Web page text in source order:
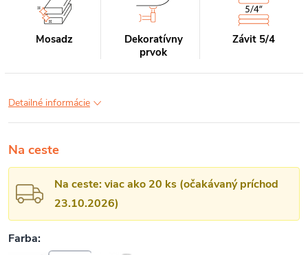
Mosadz
Dekoratívny
prvok
Závit 5/4
Detailné informácie
Na ceste
Na ceste: viac ako 20 ks (očakávaný príchod
23.10.2026)